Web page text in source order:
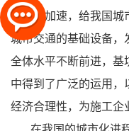
也不断加速，给我国城
城市交通的基础设备，
全体水平不断前进，基
中得到了广泛的运用，
经济合理性，为施工企